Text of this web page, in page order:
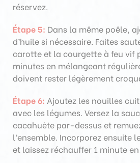
réservez.
Étape 5: Dans la même poêle,
d’huile si nécessaire. Faites
carotte et la courgette à feu vif
minutes en mélangeant
doivent rester légèrement
Étape 6: Ajoutez les nouilles
avec les légumes. Versez la
cacahuète par-dessus et
l’ensemble. Incorporez ensuite
et laissez réchauffer 1 minute